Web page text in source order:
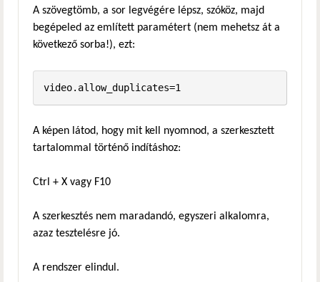
A szövegtömb, a sor legvégére lépsz, szóköz, majd
begépeled az említett paramétert (nem mehetsz át a
következő sorba!), ezt:
video.allow_duplicates=1
A képen látod, hogy mit kell nyomnod, a szerkesztett
tartalommal történő indításhoz:
Ctrl + X vagy F10
A szerkesztés nem maradandó, egyszeri alkalomra,
azaz tesztelésre jó.
A rendszer elindul.